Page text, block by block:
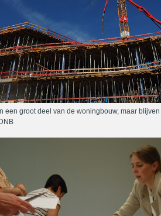
een groot deel van de woningbouw, maar blijven